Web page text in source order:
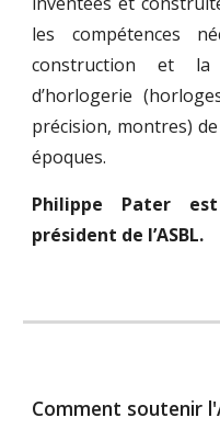
les compétences
construction et la
d’horlogerie
précision, montres)
époques.
Philippe Pater
président de l’ASBL.
Comment soutenir